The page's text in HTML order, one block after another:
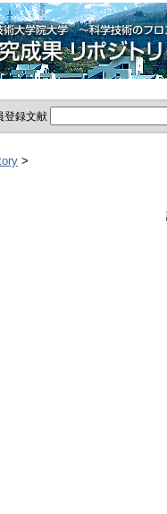
登録文献
>